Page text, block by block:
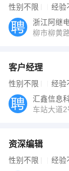
性别不限 经验
浙江阿继
柳市柳黄
客户经理
性别不限 经验
汇鑫信息
车站大道
资深编辑
性别不限 经验